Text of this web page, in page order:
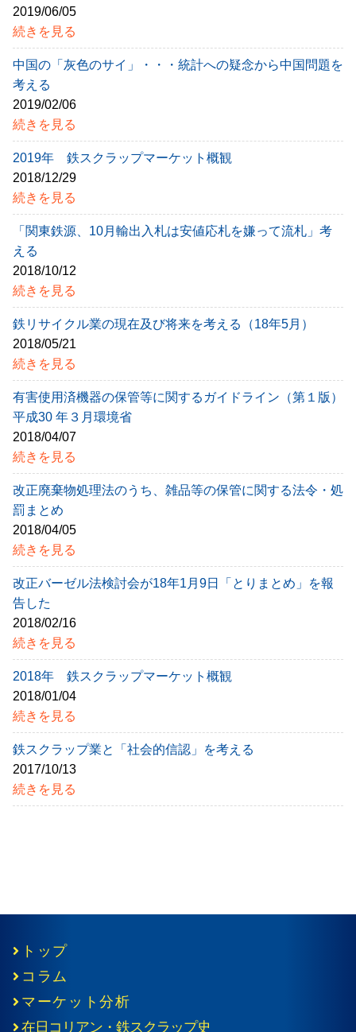
2019/06/05
続きを見る
中国の「灰色のサイ」・・・統計への疑念から中国問題を
考える
2019/02/06
続きを見る
2019年 鉄スクラップマーケット概観
2018/12/29
続きを見る
「関東鉄源、10月輸出入札は安値応札を嫌って流札」考
える
2018/10/12
続きを見る
鉄リサイクル業の現在及び将来を考える（18年5月）
2018/05/21
続きを見る
有害使用済機器の保管等に関するガイドライン（第１版）
平成30 年３月環境省
2018/04/07
続きを見る
改正廃棄物処理法のうち、雑品等の保管に関する法令・処
罰まとめ
2018/04/05
続きを見る
改正バーゼル法検討会が18年1月9日「とりまとめ」を報
告した
2018/02/16
続きを見る
2018年 鉄スクラップマーケット概観
2018/01/04
続きを見る
鉄スクラップ業と「社会的信認」を考える
2017/10/13
続きを見る
トップ
コラム
マーケット分析
在日コリアン・鉄スクラップ史